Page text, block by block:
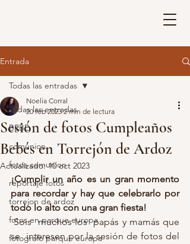
Entrada
Todas las entradas
BEBE
comunion
fotos comunion
reportaje fotos
torrejon de ardoz
fotos en parque europa
fotografo parque europa
Todas las entradas
Sesión de fotos Cumpleaños
Bebés en Torrejón de Ardoz
Noelia Corral
20 feb 2023 2 min de lectura
Actualizado:10 oct 2023
¡Cumplir un año es un gran momento
para recordar y hay que celebrarlo por
todo lo alto con una gran fiesta!
Sois  muchos los  papás y mamás que
se  interesen por la sesión de fotos del